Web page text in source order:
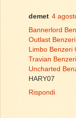
demet 4
Bannerlord
Outlast
Limbo Benzeri
Travian
Uncharted
HARY07
Rispondi